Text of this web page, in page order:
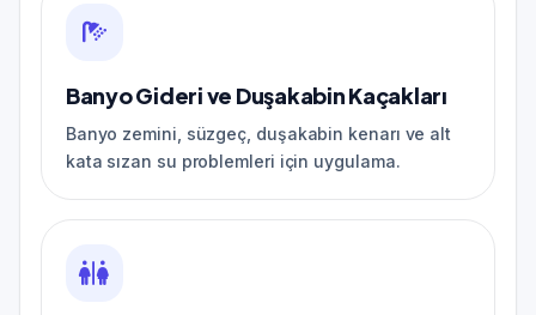
Banyo Gideri ve Duşakabin Kaçakları
Banyo zemini, süzgeç, duşakabin kenarı ve alt
kata sızan su problemleri için uygulama.